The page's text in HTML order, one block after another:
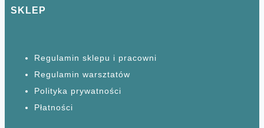
SKLEP
Regulamin sklepu i pracowni
Regulamin warsztatów
Polityka prywatności
Płatności